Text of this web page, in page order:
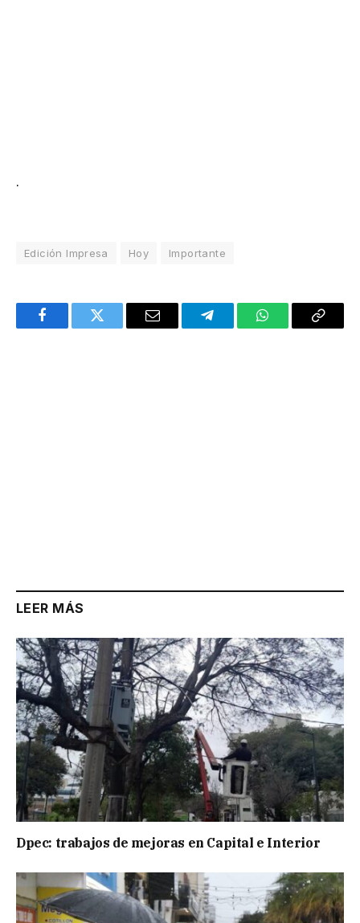
.
Edición Impresa Hoy Importante
FacebookTwitter Email TelegramWhatsAppCopy
LEER MÁS
Dpec: trabajos de mejoras en Capital e Interior